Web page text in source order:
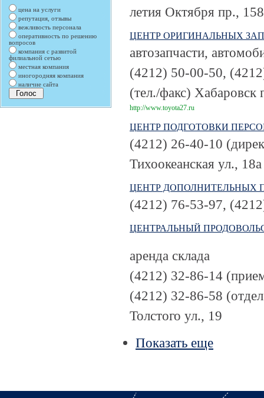
цена на услуги
репутация, отзывы
вежливость персонала
оперативность по решению
вопросов
компания с развитой
филиальной сетью
местная компания
иногородняя компания
наличие сайта
летия Октября пр.,
ЦЕНТР ОРИГИНАЛЬНЫХ
автозапчасти,
(4212) 50-00-50,
(тел./факс) Хабаровск
http://www.toyota27.ru
ЦЕНТР ПОДГОТОВКИ
(4212) 26-40-10
Тихоокеанская ул., 18а
ЦЕНТР ДОПОЛНИТЕЛЬНЫХ
(4212) 76-53-97,
ЦЕНТРАЛЬНЫЙ
аренда склада
(4212) 32-86-14
(4212) 32-86-58
Толстого ул., 19
Показать еще